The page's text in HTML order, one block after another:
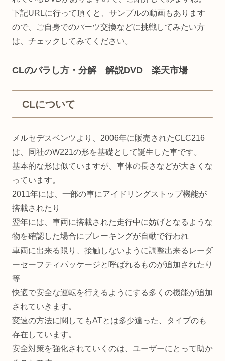
下記URLに行って頂くと、サンプルの動画もあります
ので、ご自身でのパーツ交換などに挑戦してみたい方
は、チェックしてみてください。
CLのバラし方・分解 解説DVD 楽天市場
CLについて
メルセデスベンツより、2006年に販売されたCLC216
は、同社のW221の形を基礎として誕生した車です。
基本的な形は似ていますが、車体の長さなどが大きくな
っています。
2011年には、一部の車にアイドリングストップ機能が
搭載されたり
翌年には、車両に搭載された走行中に妨げとなるような
物を確認した場合にブレーキングが自動で行われ
車両に出来る限り、接触しないように調整出来るレーダ
ーセーフティパッケージと呼ばれるものが追加されたり
等
快適で安全な運転を行えるようにする多くの機能が追加
されていきます。
変速の方法に関してもATとは多少違った、タイプのも
存在しています。
安全対策を強化されていくのは、ユーザーにとって助か